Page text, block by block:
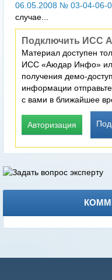
06.05.2008 № 03-04-06-
случае...
Подключить ИСС
Материал доступен
ИСС «Аюдар Инфо»
получения демо-
информации
с вами в ближайшее
Авторизация